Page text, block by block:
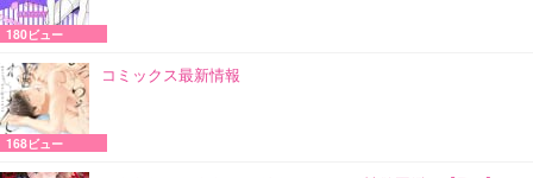
180ビュー
コミックス最新情報
168ビュー